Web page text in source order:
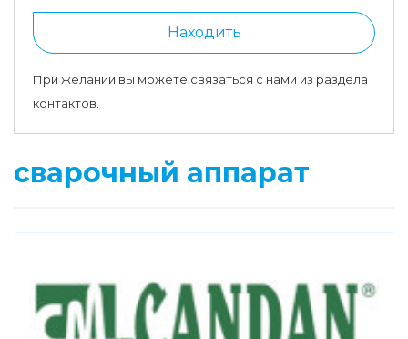
Находить
При желании вы можете связаться с нами из раздела
контактов.
сварочный аппарат